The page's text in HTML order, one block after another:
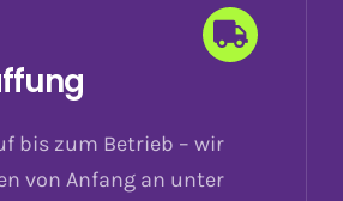
bis zum Betrieb – wir
von Anfang an unter